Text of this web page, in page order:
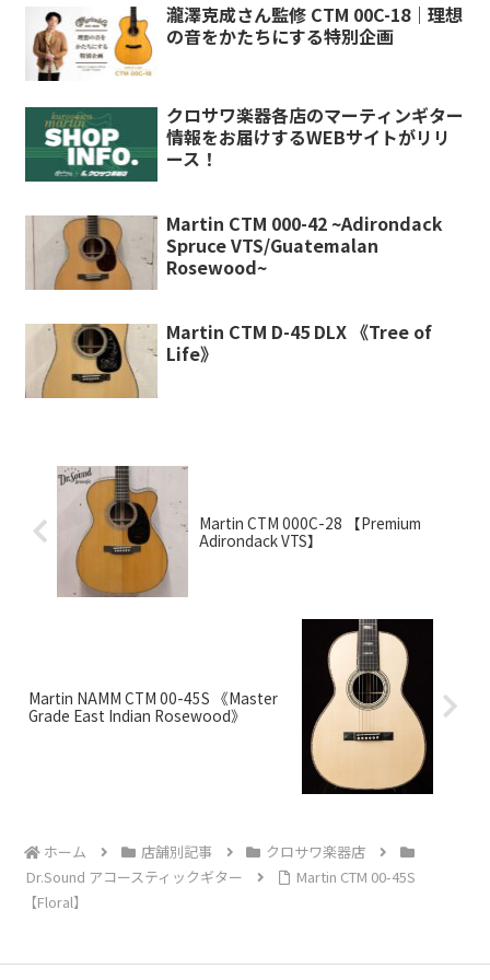
瀧澤克成さん監修 CTM 00C-18｜理想
の音をかたちにする特別企画
クロサワ楽器各店のマーティンギター
情報をお届けするWEBサイトがリリ
ース！
Martin CTM 000-42 ~Adirondack
Spruce VTS/Guatemalan
Rosewood~
Martin CTM D-45 DLX 《Tree of
Life》
Martin NAMM CTM 00-45S 《Master
Grade East Indian Rosewood》
Martin CTM 000C-28 【Premium
Adirondack VTS】
ホーム 店舗別記事
クロサワ楽器店
Dr.Sound アコースティックギター
Martin CTM 00-45S
【Floral】